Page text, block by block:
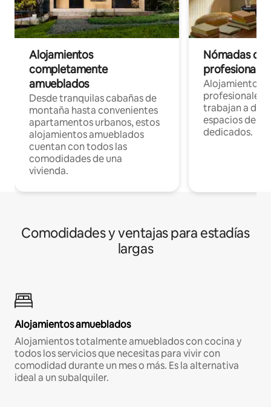
Alojamientos
completamente
amueblados
Desde tranquilas cabañas de
montaña hasta convenientes
apartamentos urbanos, estos
alojamientos amueblados
cuentan con todos las
comodidades de una
vivienda.
Nómadas
Alojamientos
profesionales
trabajan a
espacios de
dedicados.
Comodidades y ventajas para estadías
largas
Alojamientos amueblados
Alojamientos totalmente amueblados con cocina y
todos los servicios que necesitas para vivir con
comodidad durante un mes o más. Es la alternativa
ideal a un subalquiler.